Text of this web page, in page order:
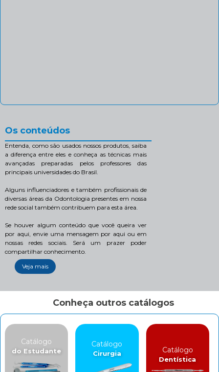
Os conteúdos
Entenda, como são usados nossos produtos, saiba
a diferença entre eles e conheça as técnicas mais
avançadas preparadas pelos professores das
principais universidades do Brasil.
Alguns influenciadores e também profissionais de
diversas áreas da Odontologia presentes em nossa
rede social também contribuem para esta área.
Se houver algum conteúdo que você queira ver
por aqui, envie uma mensagem por aqui ou em
nossas redes sociais. Será um prazer poder
compartilhar conhecimento.
Veja mais
Conheça outros catálogos
Catálogo
do Estudante
Catálogo
Cirurgia Catálogo
Dentística